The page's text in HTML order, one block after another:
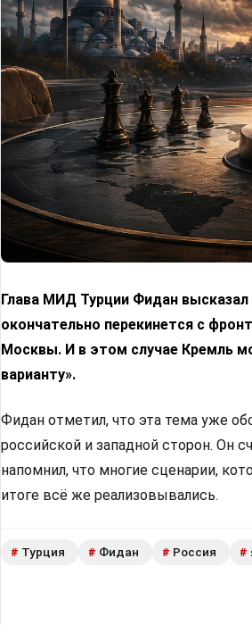
Глава МИД Турции Фидан
окончательно перекинется с
Москвы. И в этом случае Кремль
варианту».
Фидан отметил, что эта тема уже
российской и западной сторон. Он
напомнил, что многие сценарии,
итоге всё же реализовывались.
# Турция # Фидан # Россия #